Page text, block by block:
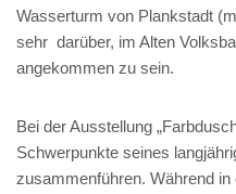
Wasserturm von Plankstadt
sehr darüber, im Alten
angekommen zu sein.
Bei der Ausstellung
Schwerpunkte seines
zusammenführen. Während in